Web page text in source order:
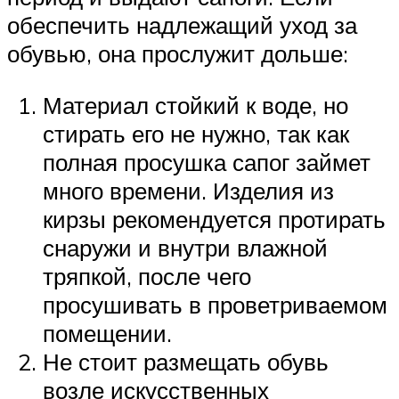
обеспечить надлежащий уход за
обувью, она прослужит дольше:
Материал стойкий к воде, но
стирать его не нужно, так как
полная просушка сапог займет
много времени. Изделия из
кирзы рекомендуется протирать
снаружи и внутри влажной
тряпкой, после чего
просушивать в проветриваемом
помещении.
Не стоит размещать обувь
возле искусственных